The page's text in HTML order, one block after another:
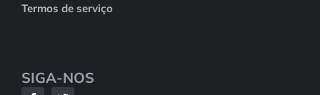
Termos de serviço
SIGA-NOS